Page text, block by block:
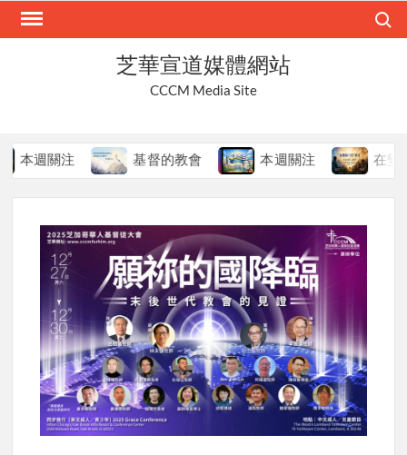
Skip
芝華宣道媒體網站
CCCM Media Site
關注 基督的教會 本週關注 在變局中